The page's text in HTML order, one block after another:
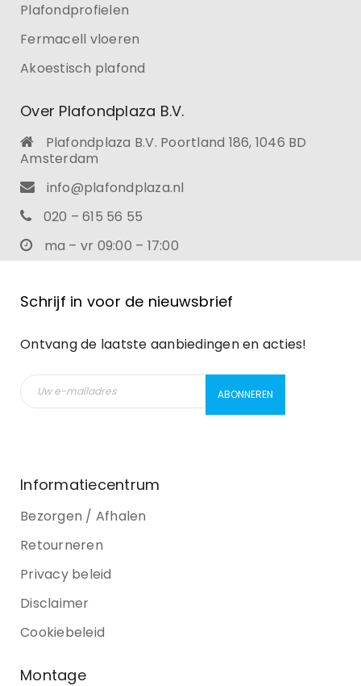
Plafondprofielen
Fermacell vloeren
Akoestisch plafond
Over Plafondplaza B.V.
Plafondplaza B.V. Poortland 186, 1046 BD
Amsterdam
info@plafondplaza.nl
020 – 615 56 55
ma – vr 09:00 – 17:00
Schrijf in voor de nieuwsbrief
Ontvang de laatste aanbiedingen en acties!
Informatiecentrum
Bezorgen / Afhalen
Retourneren
Privacy beleid
Disclaimer
Cookiebeleid
Montage